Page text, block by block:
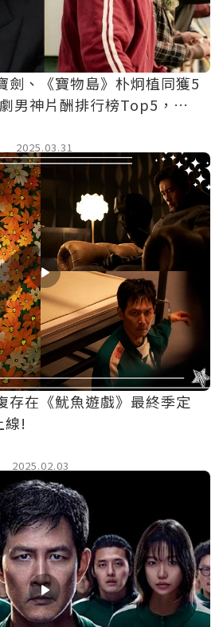
劍、《寶物島》朴炯植同獲5
男神片酬排行榜Top5，冠
影帝！
2025.03.31
存在《魷魚遊戲》最終季定
線!
2025.02.03